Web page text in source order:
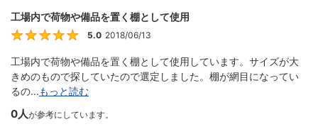
工場内で荷物や備品を置く棚として使用
5
5.0 2018/06/13
工場内で荷物や備品を置く棚として使用しています。サイズが大
きめのもので探していたので選定しました。棚が網目になってい
るの...もっと読む
0人が参考にしています。